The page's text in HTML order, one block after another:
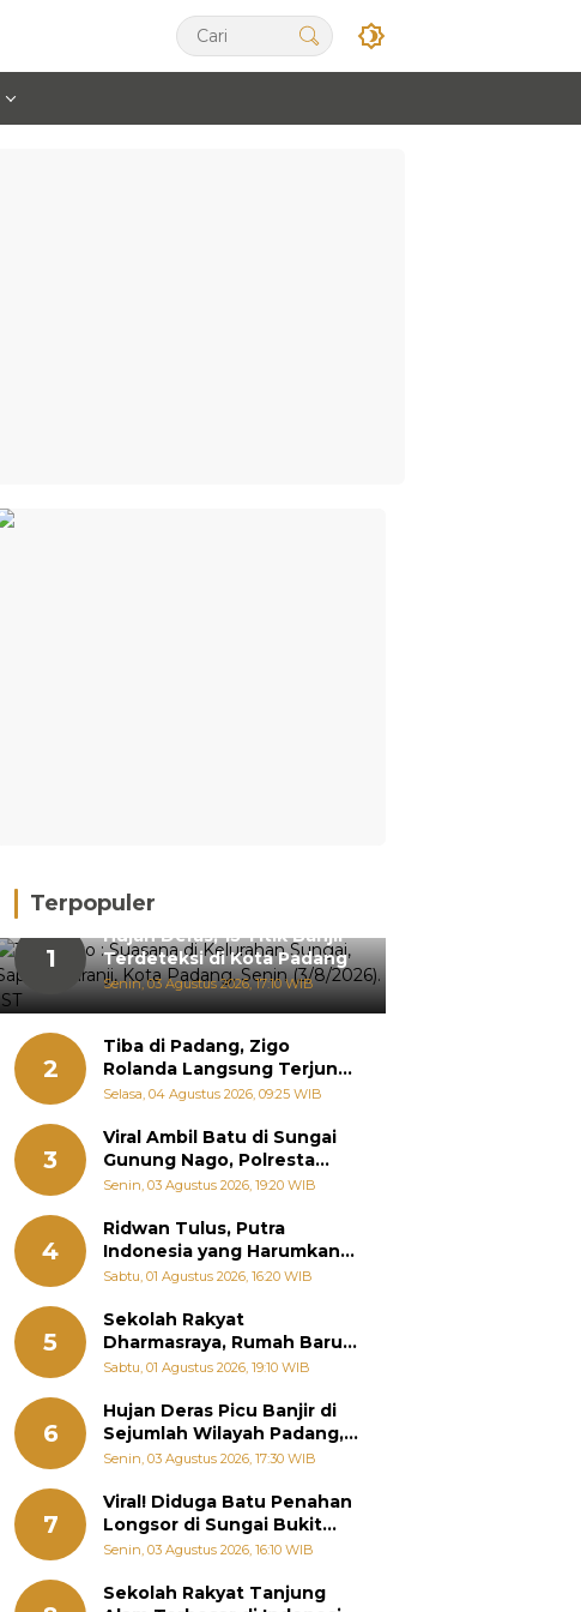
Terpopuler
1
Hujan Deras, 15 Titik Banjir
Terdeteksi di Kota Padang
Senin, 03 Agustus 2026, 17:10 WIB
2
Tiba di Padang, Zigo
Rolanda Langsung Terjun
Bantu Warga Terdampak
Selasa, 04 Agustus 2026, 09:25 WIB
3
Viral Ambil Batu di Sungai
Gunung Nago, Polresta
Padang Ungkap Fakta
Senin, 03 Agustus 2026, 19:20 WIB
4
Ridwan Tulus, Putra
Indonesia yang Harumkan
Nama Bangsa hingga
Jepang
Sabtu, 01 Agustus 2026, 16:20 WIB
5
Sekolah Rakyat
Dharmasraya, Rumah Baru
268 Anak Menggapai Mimpi
Kemiskinan
Sabtu, 01 Agustus 2026, 19:10 WIB
6
Hujan Deras Picu Banjir di
Sejumlah Wilayah Padang,
Fadly Amran Perintahkan
Senin, 03 Agustus 2026, 17:30 WIB
7
Viral! Diduga Batu Penahan
Longsor di Sungai Bukit
Nago Padang Diambil, Warga
Senin, 03 Agustus 2026, 16:10 WIB
Sekolah Rakyat Tanjung